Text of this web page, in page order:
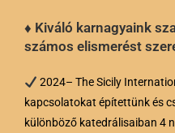
♦ Kiváló karnagyaink
számos elismerést
2024– The Sicily
kapcsolatokat építettünk és
különböző katedrálisaiban 4